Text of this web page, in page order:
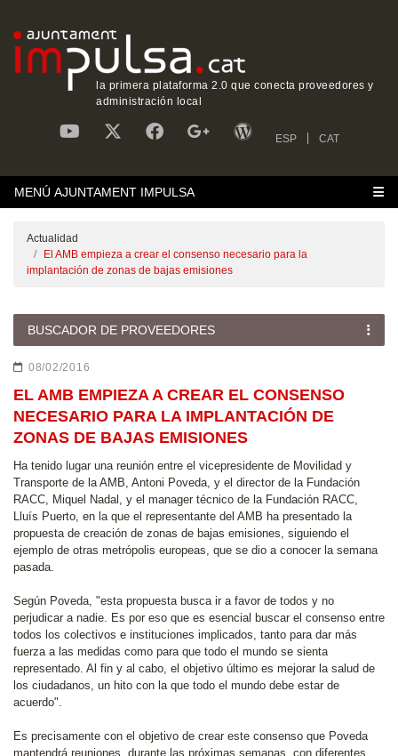
la primera plataforma 2.0 que conecta proveedores y
administración local
ESP CAT
MENÚ AJUNTAMENT IMPULSA
Actualidad
El AMB empieza a crear el consenso necesario para la
implantación de zonas de bajas emisiones
BUSCADOR DE PROVEEDORES
08/02/2016
EL AMB EMPIEZA A CREAR EL CONSENSO
NECESARIO PARA LA IMPLANTACIÓN DE
ZONAS DE BAJAS EMISIONES
Ha tenido lugar una reunión entre el vicepresidente de Movilidad y
Transporte de la AMB, Antoni Poveda, y el director de la Fundación
RACC, Miquel Nadal, y el manager técnico de la Fundación RACC,
Lluís Puerto, en la que el representante del AMB ha presentado la
propuesta de creación de zonas de bajas emisiones, siguiendo el
ejemplo de otras metrópolis europeas, que se dio a conocer la semana
pasada.
Según Poveda, "esta propuesta busca ir a favor de todos y no
perjudicar a nadie. Es por eso que es esencial buscar el consenso entre
todos los colectivos e instituciones implicados, tanto para dar más
fuerza a las medidas como para que todo el mundo se sienta
representado. Al fin y al cabo, el objetivo último es mejorar la salud de
los ciudadanos, un hito con la que todo el mundo debe estar de
acuerdo".
Es precisamente con el objetivo de crear este consenso que Poveda
mantendrá reuniones, durante las próximas semanas, con diferentes